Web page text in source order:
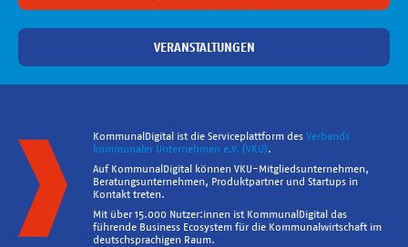
VERANSTALTUNGEN
KommunalDigital ist die Serviceplattform des Verbands
kommunaler Unternehmen e.V. (VKU).
Auf KommunalDigital können VKU-Mitgliedsunternehmen,
Beratungsunternehmen, Produktpartner und Startups in
Kontakt treten.
Mit über 15.000 Nutzer:innen ist KommunalDigital das
führende Business Ecosystem für die Kommunalwirtschaft im
deutschsprachigen Raum.